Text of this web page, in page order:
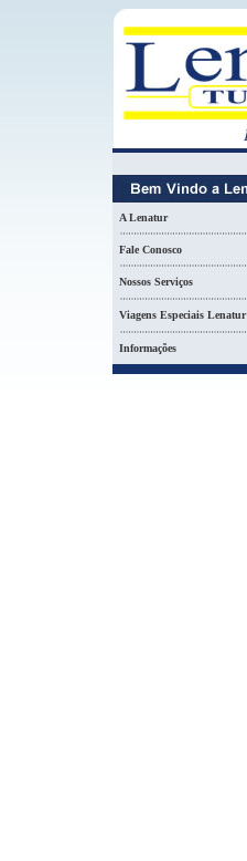
A Lenatur
Fale Conosco
Nossos Serviços
Viagens Especiais Lenatur
Informações